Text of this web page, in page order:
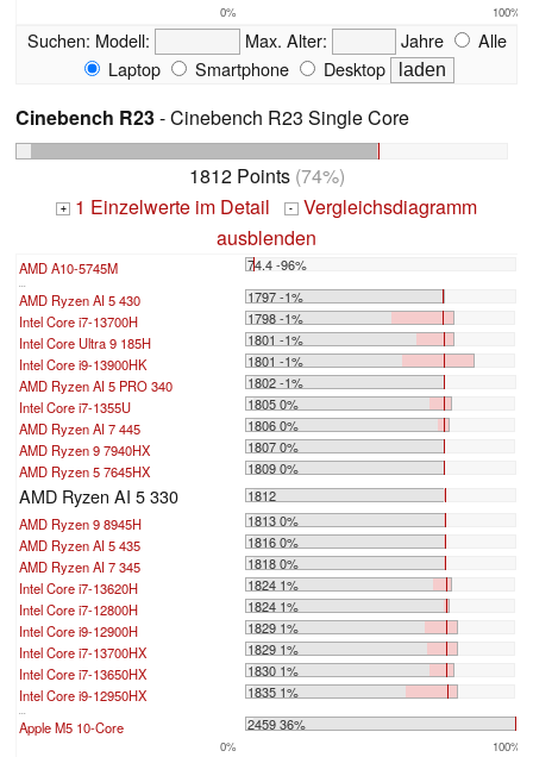
0% 100%
Suchen: Modell: Max. Alter: Jahre
Alle
Laptop
Smartphone Desktop
Cinebench R23- Cinebench R23 Single Core
1812 Points(74%)
+ 1 Einzelwerte im Detail - Vergleichsdiagramm
ausblenden
AMD A10-5745M 74.4 -96%
...
AMD Ryzen AI 5 430
1797 -1%
Intel Core i7-13700H
1798 -1%
Intel Core Ultra 9 185H
1801 -1%
Intel Core i9-13900HK
1801 -1%
AMD Ryzen AI 5 PRO 340
1802 -1%
Intel Core i7-1355U
1805 0%
AMD Ryzen AI 7 445
1806 0%
AMD Ryzen 9 7940HX
1807 0%
AMD Ryzen 5 7645HX
1809 0%
AMD Ryzen AI 5 330
1812
AMD Ryzen 9 8945H
1813 0%
AMD Ryzen AI 5 435
1816 0%
AMD Ryzen AI 7 345
1818 0%
Intel Core i7-13620H
1824 1%
Intel Core i7-12800H
1824 1%
Intel Core i9-12900H
1829 1%
Intel Core i7-13700HX
1829 1%
Intel Core i7-13650HX
1830 1%
Intel Core i9-12950HX
1835 1%
...
Apple M5 10-Core 2459 36%
0% 100%